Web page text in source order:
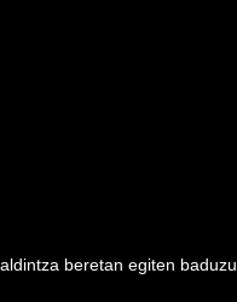
beretan egiten baduzu.